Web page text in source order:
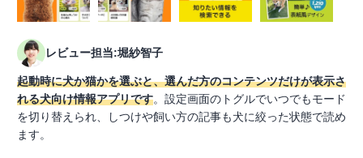
レビュー担当:堀紗智子
起動時に犬か猫かを選ぶと、選んだ方のコンテンツだけが表示さ
れる犬向け情報アプリです。設定画面のトグルでいつでもモード
を切り替えられ、しつけや飼い方の記事も犬に絞った状態で読め
ます。